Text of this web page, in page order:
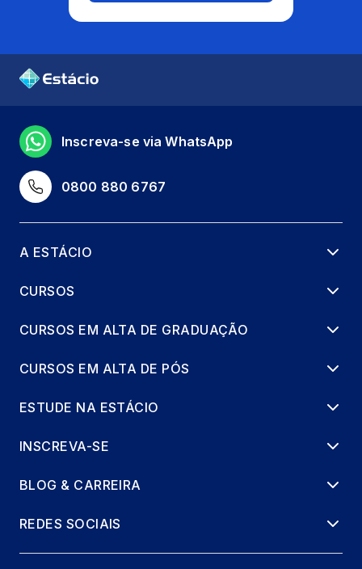
0800 880 6767
Inscreva-se via WhatsApp
A ESTÁCIO
CURSOS
CURSOS EM ALTA DE GRADUAÇÃO
CURSOS EM ALTA DE PÓS
ESTUDE NA ESTÁCIO
INSCREVA-SE
BLOG & CARREIRA
REDES SOCIAIS